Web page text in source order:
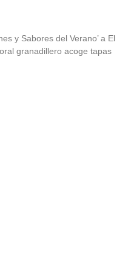
y Sabores del Verano’ a El
granadillero acoge tapas